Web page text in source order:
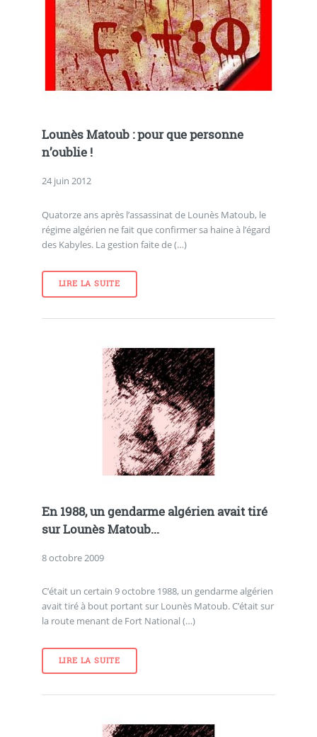
Lounès Matoub : pour que personne
n’oublie !
24 juin 2012
Quatorze ans après l’assassinat de Lounès Matoub, le
régime algérien ne fait que confirmer sa haine à l’égard
des Kabyles. La gestion faite de (…)
LIRE LA SUITE
En 1988, un gendarme algérien avait tiré
sur Lounès Matoub...
8 octobre 2009
C’était un certain 9 octobre 1988, un gendarme algérien
avait tiré à bout portant sur Lounès Matoub. C’était sur
la route menant de Fort National (…)
LIRE LA SUITE